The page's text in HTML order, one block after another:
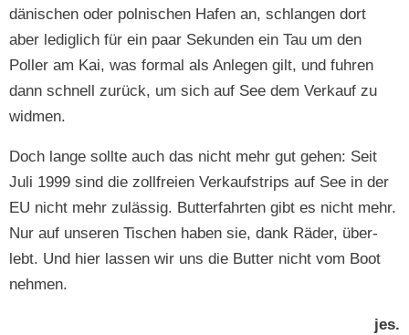
dänis­chen oder pol­nis­chen Hafen an, schlangen dort
aber lediglich für ein paar Sekun­den ein Tau um den
Poller am Kai, was for­mal als Anle­gen gilt, und fuhren
dann schnell zurück, um sich auf See dem Verkauf zu
widmen.
Doch lange sollte auch das nicht mehr gut gehen: Seit
Juli 1999 sind die zoll­freien Verkauf­strips auf See in der
EU nicht mehr zuläs­sig. But­ter­fahrten gibt es nicht mehr.
Nur auf unseren Tis­chen haben sie, dank Räder, über­
lebt. Und hier lassen wir uns die But­ter nicht vom Boot
nehmen.
jes.